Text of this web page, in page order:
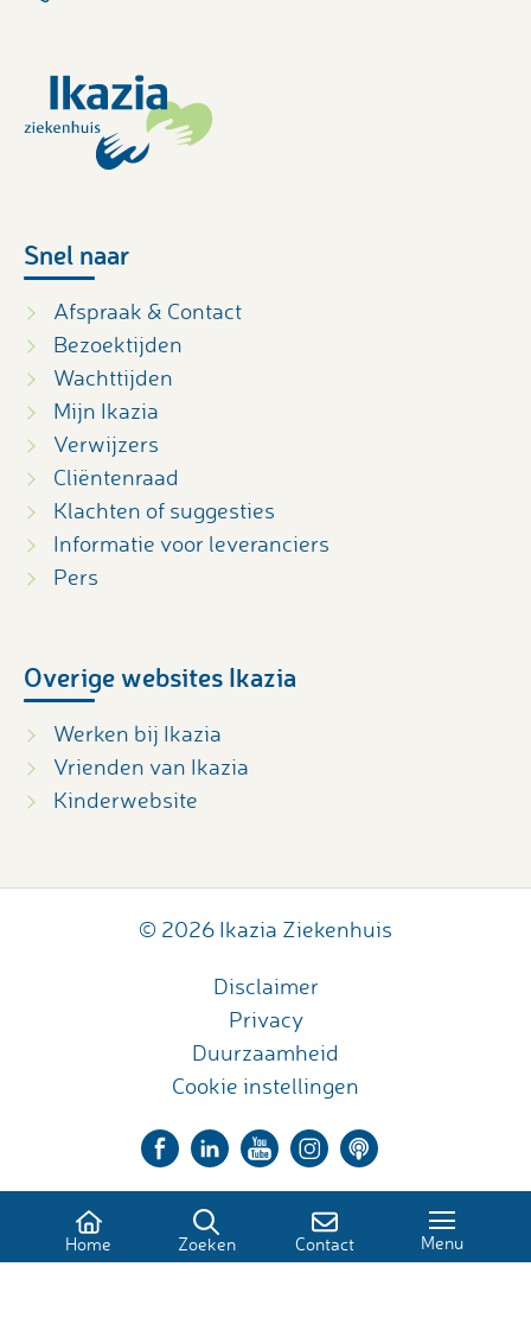
Snel naar
Afspraak & Contact
Bezoektijden
Wachttijden
Mijn Ikazia
Verwijzers
Cliëntenraad
Klachten of suggesties
Informatie voor leveranciers
Pers
Overige websites Ikazia
Werken bij Ikazia
Vrienden van Ikazia
Kinderwebsite
© 2026 Ikazia Ziekenhuis
Disclaimer
Privacy
Duurzaamheid
Cookie instellingen
Home Zoeken Contact Menu